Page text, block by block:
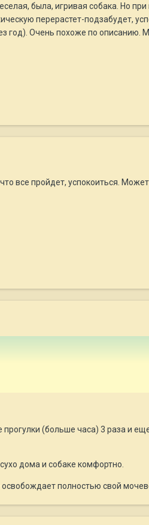
была, игривая собака. Но
перерастет-подзабудет,
год). Очень похоже по описанию.
все пройдет, успокоиться.
(больше часа) 3 раза и
дома и собаке комфортно.
полностью свой